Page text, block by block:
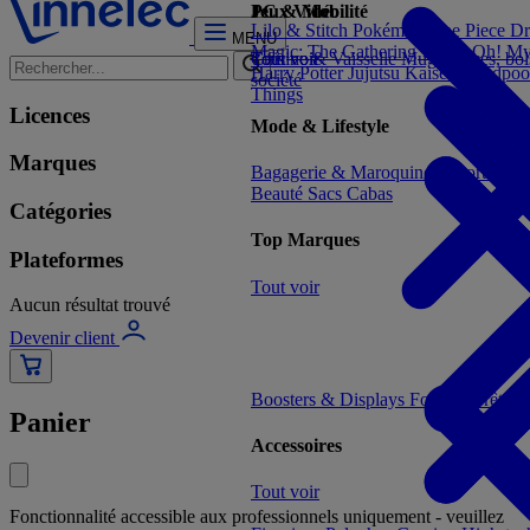
MENU
Licences
Marques
Catégories
Plateformes
Aucun résultat trouvé
Devenir client
Panier
Fonctionnalité accessible aux professionnels uniquement - veuillez
Jeux Vidéo
Tout voir
Cuisine & VaisselleMugs, tasses,
société
Mode & Lifestyle
Bagagerie & Maroquinerie
Porte-
Beauté Sacs Cabas
Top Marques
Tout voir
Boosters & Displays Formats prêts
Accessoires
Tout voir
PC & Mobilité
Tout voir
Lilo & Stitch Pokémon One Piece
Magic: The GatheringYu-Gi-Oh!
Harry PotterJujutsu Kaisen
Things